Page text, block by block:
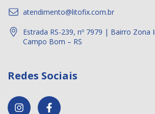
atendimento@litofix.com.br
Estrada RS-239, nº 7979 | Bairro Zona
Campo Bom – RS
Redes Sociais